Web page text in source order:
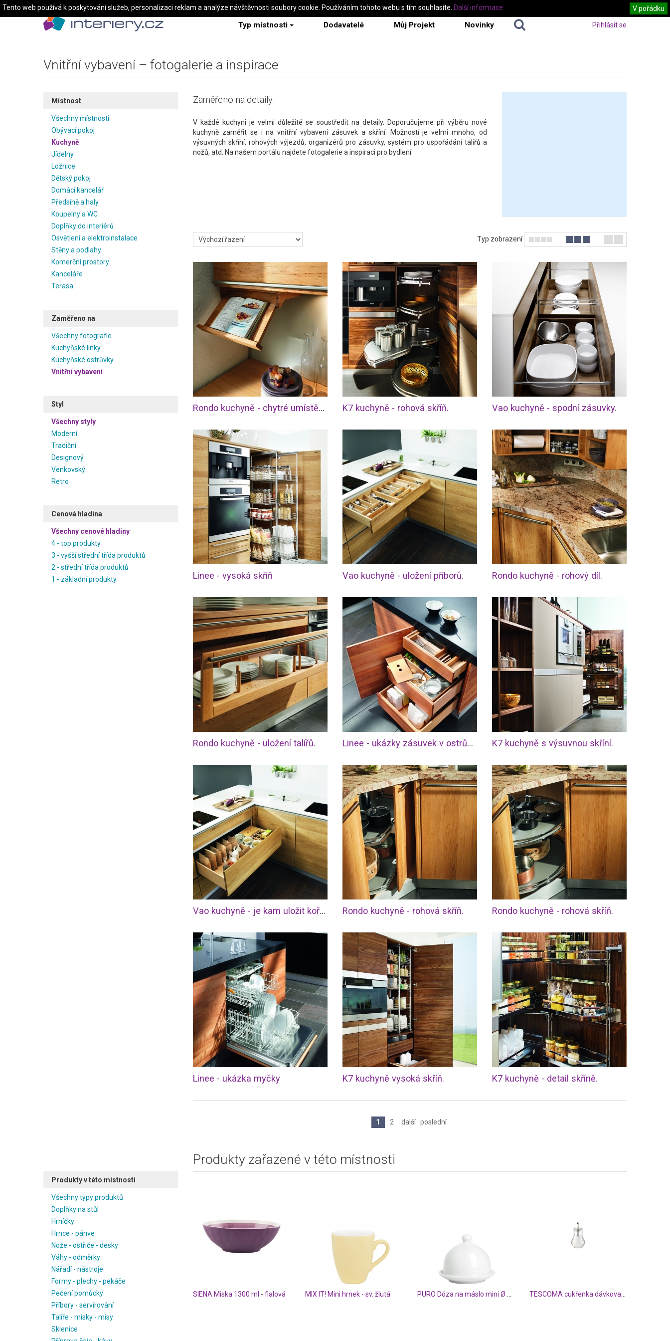
Typ místnosti Dodavatelé Můj Projekt Novinky Přihlásit se
Vnitřní vybavení – fotogalerie a inspirace
Místnost
Všechny místnosti
Obývací pokoj
Kuchyně
Jídelny
Ložnice
Dětský pokoj
Domácí kancelář
Předsíně a haly
Koupelny a WC
Doplňky do interiérů
Osvětlení a elektroinstalace
Stěny a podlahy
Komerční prostory
Kanceláře
Terasa
Zaměřeno na
Všechny fotografie
Kuchyňské linky
Kuchyňské ostrůvky
Vnitřní vybavení
Styl
Všechny styly
Moderní
Tradiční
Designový
Venkovský
Retro
Cenová hladina
Všechny cenové hladiny
4 - top produkty
3 - vyšší střední třída produktů
2 - střední třída produktů
1 - základní produkty
Zaměřeno na detaily.
V každé kuchyni je velmi důležité se soustředit na detaily. Doporučujeme při výběru nové
kuchyně zaměřit se i na vnitřní vybavení zásuvek a skříní. Možností je velmi mnoho, od
výsuvných skříní, rohových výjezdů, organizérů pro zásuvky, systém pro uspořádání talířů a
nožů, atd. Na našem portálu najdete fotogalerie a inspiraci pro bydlení.
Typ zobrazení
Rondo kuchyně - chytré umístění kuchařky. K7 kuchyně - rohová skříň. Vao kuchyně - spodní zásuvky.
Linee - vysoká skříň Vao kuchyně - uložení příborů. Rondo kuchyně - rohový díl.
Rondo kuchyně - uložení talířů. Linee - ukázky zásuvek v ostrůvku K7 kuchyně s výsuvnou skříní.
Vao kuchyně - je kam uložit koření. Rondo kuchyně - rohová skříň. Rondo kuchyně - rohová skříň.
Linee - ukázka myčky K7 kuchyně vysoká skříň. K7 kuchyně - detail skříně.
1 2 další poslední
Produkty v této místnosti
Všechny typy produktů
Doplňky na stůl
Hrníčky
Hrnce - pánve
Nože - ostřiče - desky
Váhy - odměrky
Nářadí - nástroje
Formy - plechy - pekáče
Pečení pomůcky
Příbory - servírování
Talíře - misky - mísy
Sklenice
Produkty zařazené v této místnosti
SIENA Miska 1300 ml - fialová MIX IT! Mini hrnek - sv. žlutá
Tento web používá k poskytování služeb, personalizaci reklam a analýze návštěvnosti soubory cookie. Používáním tohoto webu s tím souhlasíte. V pořádku
Další informace